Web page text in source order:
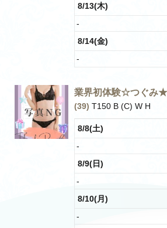
8/13(木)
-
8/14(金)
-
業界初体験☆つぐみ
(39) T150 B (C) W H
8/8(土)
-
8/9(日)
-
8/10(月)
-